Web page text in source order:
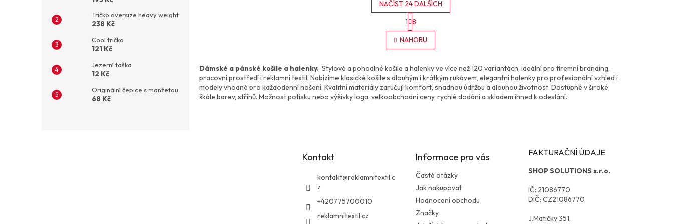
Tričko oversize heavy weight
238 Kč
Cool tričko
121 Kč
Jezerní taška
12 Kč
Originální čepice s manžetou
68 Kč
O
v
d
a
c
í
p
NAČÍST 24 DALŠÍCH
S
t
r
á
n
o
v
á
n
í
1 8
NAHORU
Dámské a pánské košile a halenky. Stylové a pohodlné košile a halenky ve více než 120 variantách, ideální pro firemní branding,
pracovní prostředí i reklamní textil. Nabízíme klasické košile s dlouhým i krátkým rukávem, elegantní halenky pro profesionální vzhled i
modely vhodné pro každodenní nošení. Kvalitní materiály zaručují komfort, snadnou údržbu a dlouhou životnost. Dostupné v široké
škále barev, střihů. Možnost potisku nebo výšivky loga, velkoobchodní ceny, rychlé dodání a skladem ihned k odeslání.
Kontakt
kontakt@reklamnitextil.c
z
+420775700010
reklamnitextil.cz
Informace pro vás
Časté otázky
Jak nakupovat
Hodnocení obchodu
Značky
FAKTURAČNÍ ÚDAJE
SHOP SOLUTIONS s.r.o.
IČ: 21086770
DIČ: CZ21086770
J.Matičky 351,